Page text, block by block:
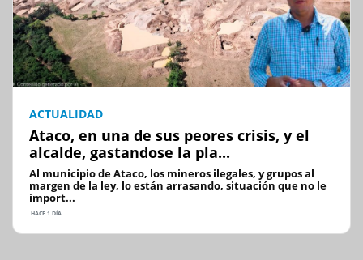
ACTUALIDAD
Ataco, en una de sus peores crisis, y el
alcalde, gastandose la pla...
Al municipio de Ataco, los mineros ilegales, y grupos al
margen de la ley, lo están arrasando, situación que no le
import...
HACE 1 DÍA